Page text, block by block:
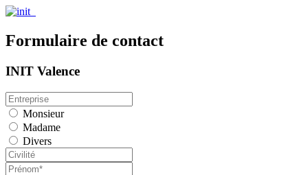
Formulaire de contact
INIT Valence
Monsieur
Madame
Divers